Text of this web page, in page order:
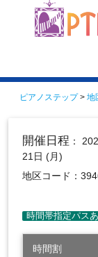
ピアノステップ> 地
開催日程 ：
21日 (月)
地区コード：
時間割